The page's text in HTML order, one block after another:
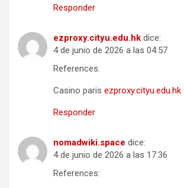
Responder
ezproxy.cityu.edu.hk dice:
4 de junio de 2026 a las 04:57
References:
Casino paris ezproxy.cityu.edu.hk
Responder
nomadwiki.space dice:
4 de junio de 2026 a las 17:36
References: